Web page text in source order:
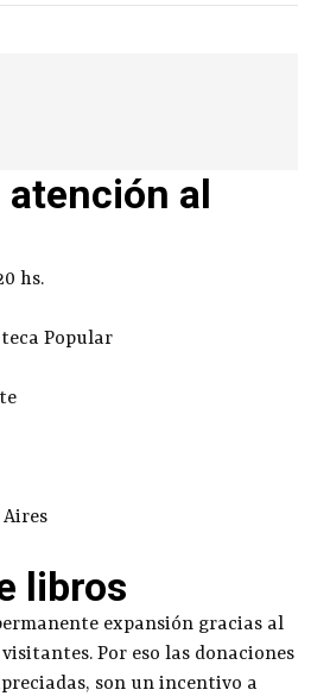
atención al
hs.
Popular
Aires
libros
expansión gracias al
Por eso las donaciones
son un incentivo a